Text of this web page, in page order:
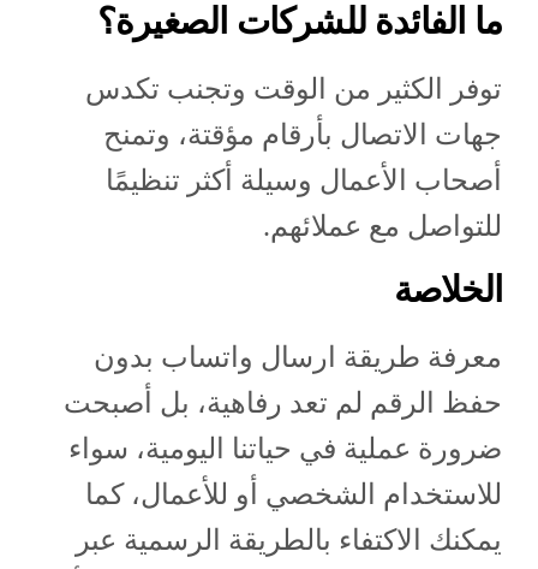
ما الفائدة للشركات الصغيرة؟
توفر الكثير من الوقت وتجنب تكدس
جهات الاتصال بأرقام مؤقتة، وتمنح
أصحاب الأعمال وسيلة أكثر تنظيمًا
للتواصل مع عملائهم.
الخلاصة
معرفة طريقة ارسال واتساب بدون
حفظ الرقم لم تعد رفاهية، بل أصبحت
ضرورة عملية في حياتنا اليومية، سواء
للاستخدام الشخصي أو للأعمال، كما
يمكنك الاكتفاء بالطريقة الرسمية عبر